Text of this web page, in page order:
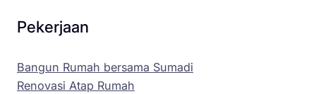
Pekerjaan
Bangun Rumah bersama Sumadi
Renovasi Atap Rumah